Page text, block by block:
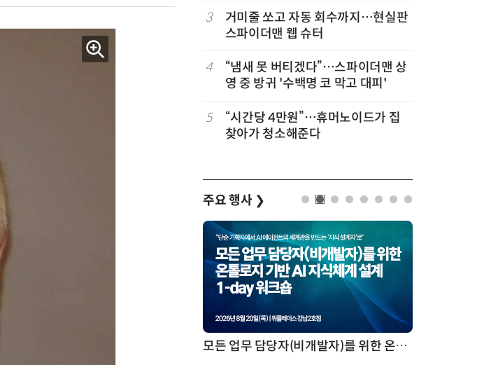
인 인플루언서 체포… 7대 연쇄추돌
19세 공주도 입대…덴마크, 국방력
3
거미줄 쏘고 자동 회수까지…현실판
스파이더맨 웹 슈터
4
“냄새 못 버티겠다”…스파이더맨 상
영 중 방귀 '수백명 코 막고 대피'
5
“시간당 4만원”…휴머노이드가 집
찾아가 청소해준다
주요 행사 ❯
모든 업무 담당자(비개발자)를 위한 온톨로지 기반 AI 지식체계 설계 1-day 워크숍